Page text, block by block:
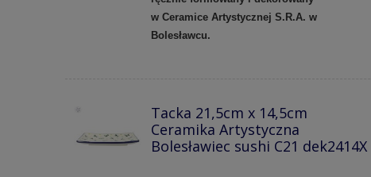
w Ceramice Artystycznej S.R.A. w
Bolesławcu.
Tacka 21,5cm x 14,5cm
Ceramika Artystyczna
Bolesławiec sushi C21 dek2414X